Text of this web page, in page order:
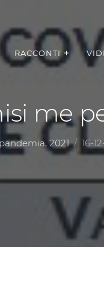
RACCONTI
me
pandemia, 2021 16-